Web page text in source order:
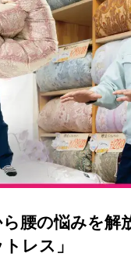
ら腰の悩みを解
レス」